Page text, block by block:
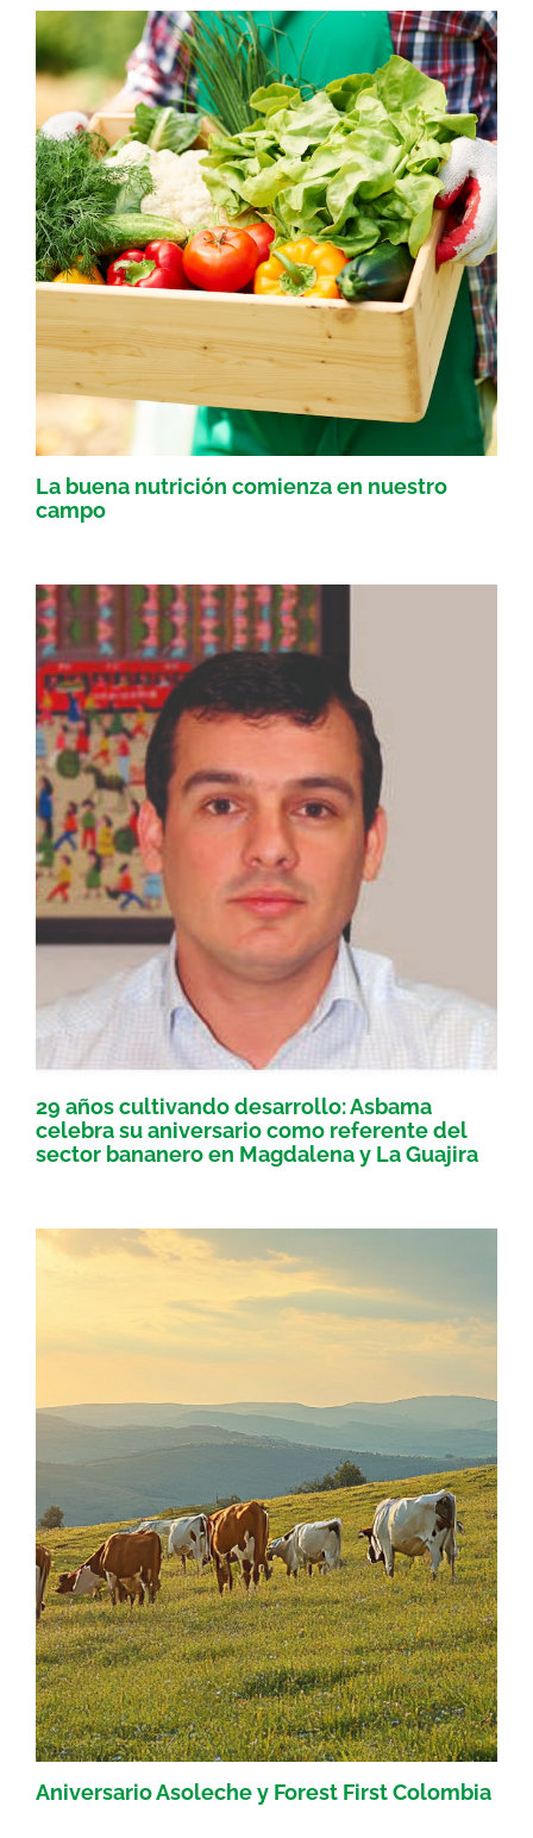
La buena nutrición comienza en nuestro
campo
29 años cultivando desarrollo: Asbama
celebra su aniversario como referente del
sector bananero en Magdalena y La Guajira
Aniversario Asoleche y Forest First Colombia